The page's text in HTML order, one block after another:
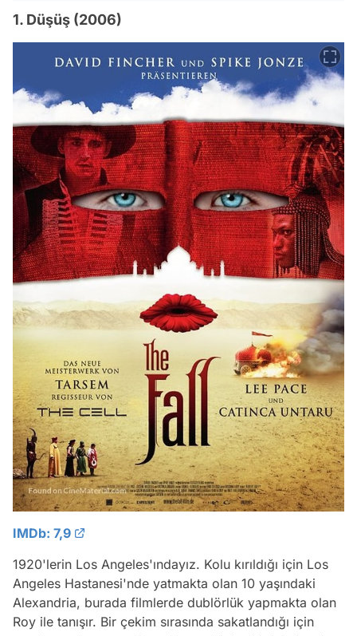
1. Düşüş (2006)
IMDb: 7,9
1920'lerin Los Angeles'ındayız. Kolu kırıldığı için Los
Angeles Hastanesi'nde yatmakta olan 10 yaşındaki
Alexandria, burada filmlerde dublörlük yapmakta olan
Roy ile tanışır. Bir çekim sırasında sakatlandığı için